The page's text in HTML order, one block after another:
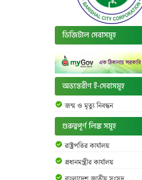
ডিজিটাল সেবাসমূহ
অভ্যন্তরীণ ই-সেবাসমূহ
জন্ম ও মৃত্যু নিবন্ধন
গুরুত্বপূর্ণ লিঙ্ক সমূহ
রাষ্ট্রপতির কার্যালয়
প্রধানমন্ত্রীর কার্যালয়